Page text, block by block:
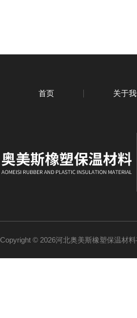
首页 关于
Copyright © 2026河北奥美斯橡塑保温材